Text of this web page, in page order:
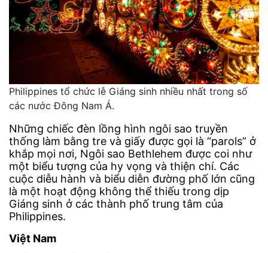
Philippines tổ chức lễ Giáng sinh nhiều nhất trong số
các nước Đông Nam Á.
Những chiếc đèn lồng hình ngôi sao truyền
thống làm bằng tre và giấy được gọi là “parols” ở
khắp mọi nơi, Ngôi sao Bethlehem được coi như
một biểu tượng của hy vọng và thiện chí. Các
cuộc diễu hành và biểu diễn đường phố lớn cũng
là một hoạt động không thể thiếu trong dịp
Giáng sinh ở các thành phố trung tâm của
Philippines.
Việt Nam